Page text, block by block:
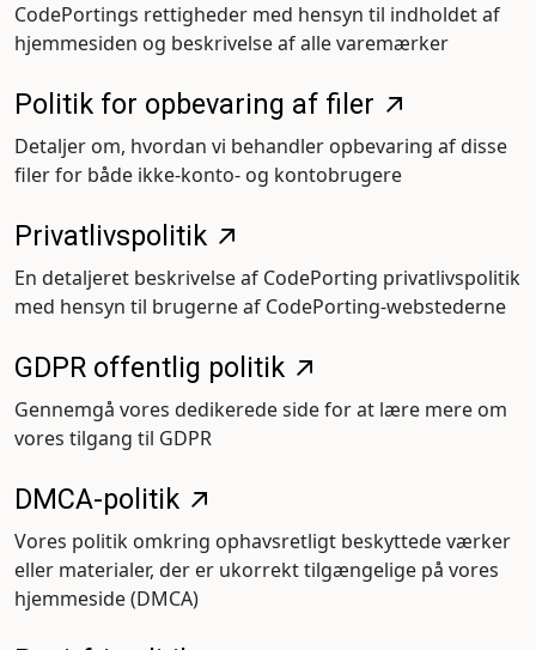
CodePortings rettigheder med hensyn til indholdet af
hjemmesiden og beskrivelse af alle varemærker
Politik for opbevaring af filer
Detaljer om, hvordan vi behandler opbevaring af disse
filer for både ikke-konto- og kontobrugere
Privatlivspolitik
En detaljeret beskrivelse af CodePorting privatlivspolitik
med hensyn til brugerne af CodePorting-webstederne
GDPR offentlig politik
Gennemgå vores dedikerede side for at lære mere om
vores tilgang til GDPR
DMCA-politik
Vores politik omkring ophavsretligt beskyttede værker
eller materialer, der er ukorrekt tilgængelige på vores
hjemmeside (DMCA)